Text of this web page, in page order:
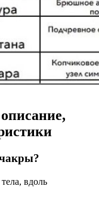
вдоль